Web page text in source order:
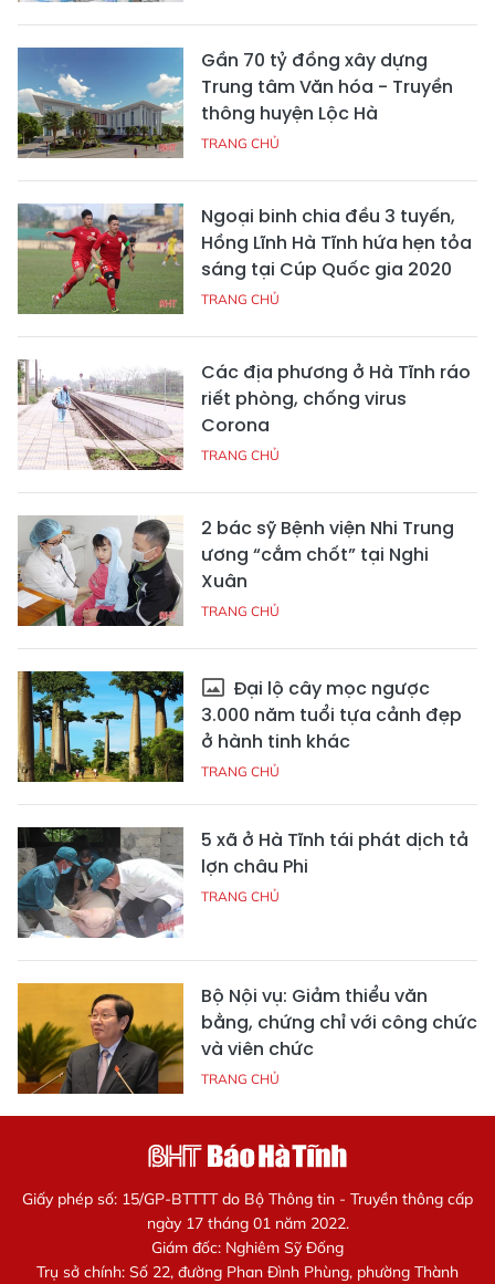
Gần 70 tỷ đồng xây dựng
Trung tâm Văn hóa - Truyền
thông huyện Lộc Hà
TRANG CHỦ
Ngoại binh chia đều 3 tuyến,
Hồng Lĩnh Hà Tĩnh hứa hẹn tỏa
sáng tại Cúp Quốc gia 2020
TRANG CHỦ
Các địa phương ở Hà Tĩnh ráo
riết phòng, chống virus
Corona
TRANG CHỦ
2 bác sỹ Bệnh viện Nhi Trung
ương “cắm chốt” tại Nghi
Xuân
TRANG CHỦ
Đại lộ cây mọc ngược
3.000 năm tuổi tựa cảnh đẹp
ở hành tinh khác
TRANG CHỦ
5 xã ở Hà Tĩnh tái phát dịch tả
lợn châu Phi
TRANG CHỦ
Bộ Nội vụ: Giảm thiểu văn
bằng, chứng chỉ với công chức
và viên chức
TRANG CHỦ
Giấy phép số: 15/GP-BTTTT do Bộ Thông tin - Truyền thông cấp
ngày 17 tháng 01 năm 2022.
Giám đốc: Nghiêm Sỹ Đống
Trụ sở chính: Số 22, đường Phan Đình Phùng, phường Thành